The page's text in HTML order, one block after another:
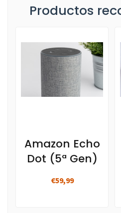
Productos
Amazon Echo
Dot (5ª Gen)
€59,99